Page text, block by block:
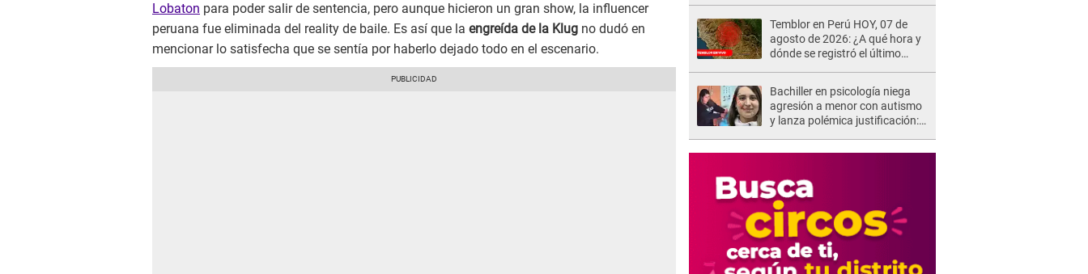
Lobaton para poder salir de sentencia, pero aunque hicieron un gran show, la influencer
peruana fue eliminada del reality de baile. Es así que la engreída de la Klug no dudó en
mencionar lo satisfecha que se sentía por haberlo dejado todo en el escenario.
Temblor en Perú HOY, 07 de
agosto de 2026: ¿A qué hora y
dónde se registró el último
Bachiller en psicología niega
agresión a menor con autismo
y lanza polémica justificación: